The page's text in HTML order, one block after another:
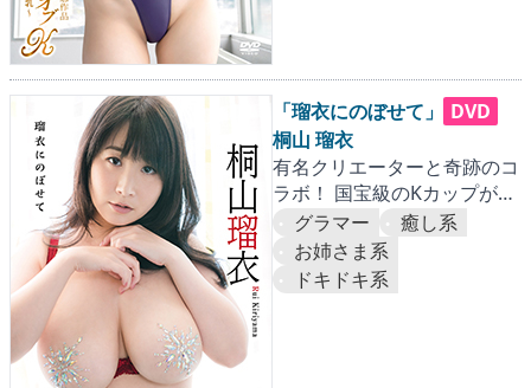
「瑠衣にのぼせて」
DVD
桐山 瑠衣
有名クリエーターと奇跡のコ
ラボ！ 国宝級のKカップがぷ
るんぷるんに弾けまくる！
グラマー
癒し系
お姉さま系
ドキドキ系